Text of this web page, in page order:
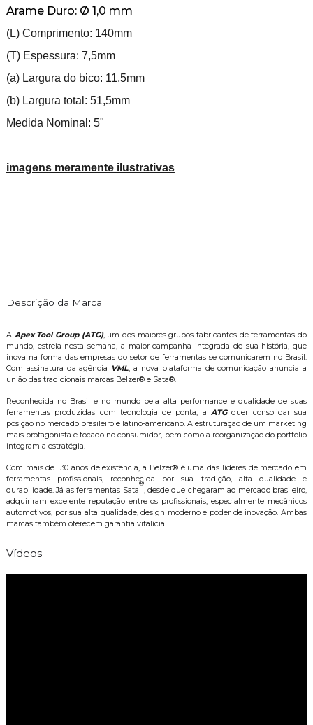
Arame Duro: Ø 1,0 mm
(L) Comprimento: 140mm
(T) Espessura: 7,5mm
(a) Largura do bico: 11,5mm
(b) Largura total: 51,5mm
Medida Nominal: 5"
imagens meramente ilustrativas
Descrição da Marca
A Apex Tool Group (ATG), um dos maiores grupos fabricantes de ferramentas do
mundo, estreia nesta semana, a maior campanha integrada de sua história, que
inova na forma das empresas do setor de ferramentas se comunicarem no Brasil.
Com assinatura da agência
VML , a nova plataforma de comunicação anuncia a
união das tradicionais marcas Belzer® e Sata®.
Reconhecida no Brasil e no mundo pela alta performance e qualidade de suas
ferramentas produzidas com tecnologia de ponta, aATGquer consolidar sua
posição no mercado brasileiro e latino-americano. A estruturação de um marketing
mais protagonista e focado no consumidor, bem como a reorganização do portfólio
integram a estratégia.
Com mais de 130 anos de existência, a Belzer® é uma das líderes de mercado em
ferramentas profissionais, reconhecida por sua tradição, alta qualidade e
durabilidade. Já as ferramentas Sata
®
, desde que chegaram ao mercado brasileiro,
adquiriram excelente reputação entre os profissionais, especialmente mecânicos
automotivos, por sua alta qualidade, design moderno e poder de inovação. Ambas
marcas também oferecem garantia vitalícia.
Vídeos